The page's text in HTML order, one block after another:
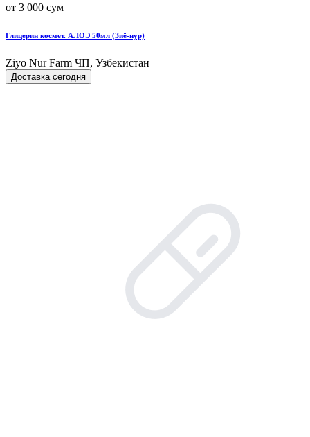
от 3 000 сум
Глицерин космет. АЛОЭ 50мл (Зиё-нур)
Ziyo Nur Farm ЧП, Узбекистан
Доставка сегодня